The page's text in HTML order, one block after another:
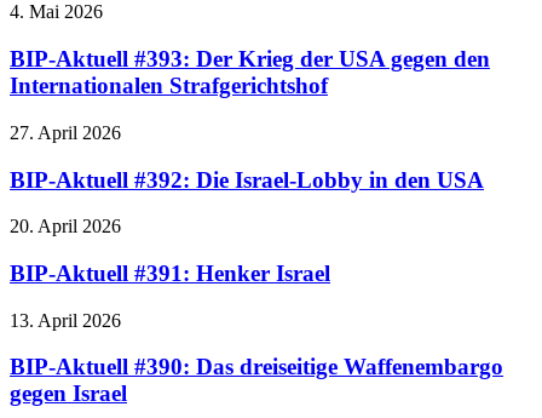
4. Mai 2026
BIP-Aktuell #393: Der Krieg der USA gegen den
Internationalen Strafgerichtshof
27. April 2026
BIP-Aktuell #392: Die Israel-Lobby in den USA
20. April 2026
BIP-Aktuell #391: Henker Israel
13. April 2026
BIP-Aktuell #390: Das dreiseitige Waffenembargo
gegen Israel